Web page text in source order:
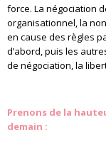
force. La négociation
organisationnel, la
en cause des règles
d’abord, puis les
de négociation, la
Prenons de la
demain :